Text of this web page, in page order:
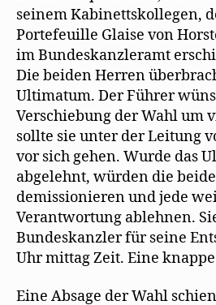
seinem Kabinettskollegen,
Portefeuille Glaise von
im Bundeskanzleramt
Die beiden Herren
Ultimatum. Der Führer
Verschiebung der Wahl um
sollte sie unter der Leitung
vor sich gehen. Wurde das
abgelehnt, würden die
demissionieren und jede
Verantwortung ablehnen.
Bundeskanzler für seine
Uhr mittag Zeit. Eine
Eine Absage der Wahl